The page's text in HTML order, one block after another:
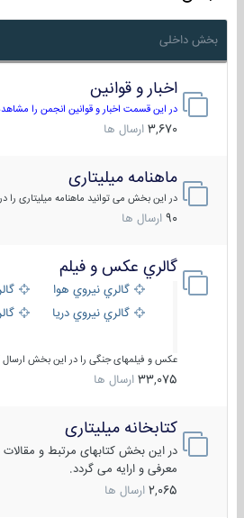
بخش داخلی
اخبار و قوانین
در این قسمت اخبار و قوانین انجمن را مشاهده
3,670 ارسال ها
ماهنامه میلیتاری
در این بخش می توانید ماهنامه میلیتاری را
90 ارسال ها
گالري عكس و فيلم
گالري نيروي هوايي
گالري نيروي دريايي
عکس و فیلمهای جنگی را در این بخش ارسال
33,075 ارسال ها
کتابخانه میلیتاری
در این بخش کتابهای مرتبط و مقالات
معرفی و ارایه می گردد.
2,065 ارسال ها